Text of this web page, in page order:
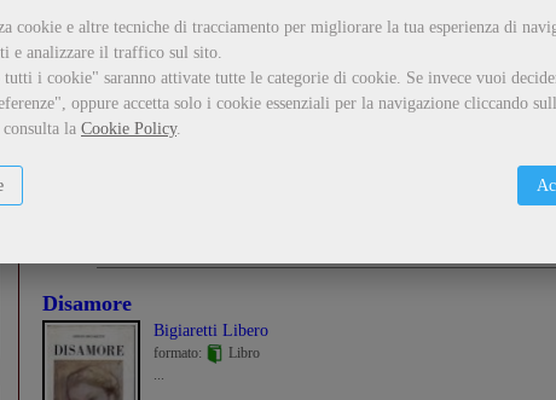
cookie e altre tecniche di tracciamento per migliorare la tua esperienza di
e analizzare il traffico sul sito.
i cookie" saranno attivate tutte le categorie di cookie. Se invece vuoi
oppure accetta solo i cookie essenziali per la navigazione cliccando
la Cookie Policy.
Il ricordo della Basca
Delfini Antonio
formato:
Libro
...
Disamore
Bigiaretti Libero
formato:
Libro
...